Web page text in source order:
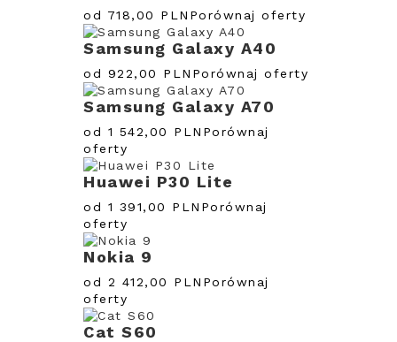
od 718,00 PLN Porównaj oferty
Samsung Galaxy A40
od 922,00 PLN Porównaj oferty
Samsung Galaxy A70
od 1 542,00 PLN Porównaj
oferty
Huawei P30 Lite
od 1 391,00 PLN Porównaj
oferty
Nokia 9
od 2 412,00 PLN Porównaj
oferty
Cat S60